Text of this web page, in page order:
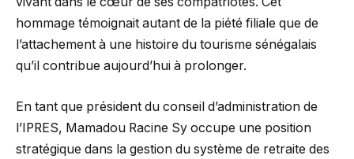
hommage témoignait autant de la piété filiale que de
l’attachement à une histoire du tourisme sénégalais
qu’il contribue aujourd’hui à prolonger.
En tant que président du conseil d’administration de
l’IPRES, Mamadou Racine Sy occupe une position
stratégique dans la gestion du système de retraite des